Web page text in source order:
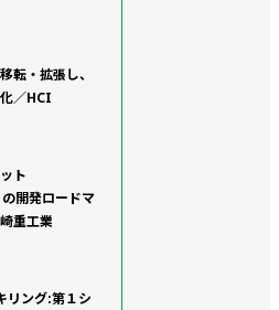
転・拡張し、
／HCI
ト
の開発ロードマ
重工業
リング:第１シ